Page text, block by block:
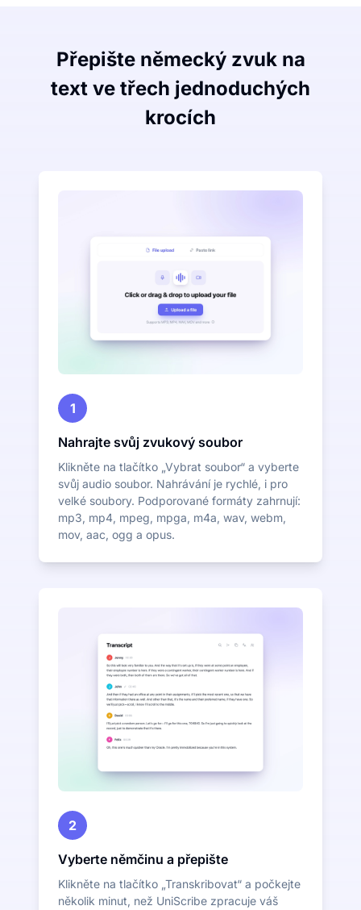
Přepište německý zvuk na
text ve třech jednoduchých
krocích
1
Nahrajte svůj zvukový soubor
Klikněte na tlačítko „Vybrat soubor“ a vyberte
svůj audio soubor. Nahrávání je rychlé, i pro
velké soubory. Podporované formáty zahrnují:
mp3, mp4, mpeg, mpga, m4a, wav, webm,
mov, aac, ogg a opus.
2
Vyberte němčinu a přepište
Klikněte na tlačítko „Transkribovat“ a počkejte
několik minut, než UniScribe zpracuje váš